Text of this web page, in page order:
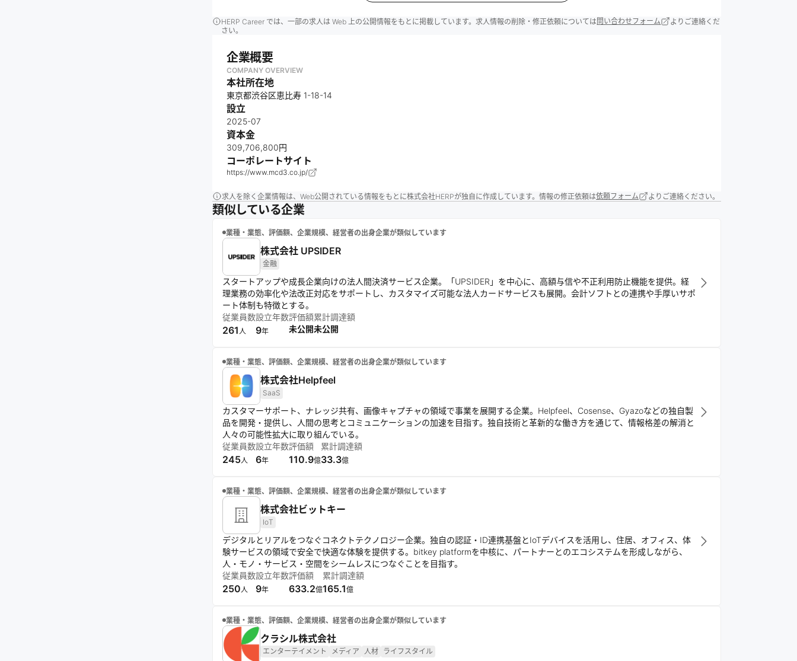
HERP Career では、一部の求人は Web 上の公開情報をもとに掲載しています。求人情報の削除・修正依頼については問い合わせフォーム
よりご連絡くだ
さい。
企業概要
COMPANY OVERVIEW
本社所在地
東京都渋谷区恵比寿 1-18-14
設立
2025-07
資本金
309,706,800円
コーポレートサイト
https://www.mcd3.co.jp/
求人を除く企業情報は、Web公開されている情報をもとに株式会社HERPが独自に作成しています。情報の修正依頼は依頼フォーム よりご連絡ください。
類似している企業
業種・業態、評価額、企業規模、経営者の出身企業が類似しています
株式会社 UPSIDER
金融
スタートアップや成長企業向けの法人間決済サービス企業。「UPSIDER」を中心に、高額与信や不正利用防止機能を提供。経
理業務の効率化や法改正対応をサポートし、カスタマイズ可能な法人カードサービスも展開。会計ソフトとの連携や手厚いサポ
ート体制も特徴とする。
従業員数
261 人
設立年数
9年
評価額
未公開
累計調達額
未公開
業種・業態、評価額、企業規模、経営者の出身企業が類似しています
株式会社Helpfeel
SaaS
カスタマーサポート、ナレッジ共有、画像キャプチャの領域で事業を展開する企業。Helpfeel、Cosense、Gyazoなどの独自製
品を開発・提供し、人間の思考とコミュニケーションの加速を目指す。独自技術と革新的な働き方を通じて、情報格差の解消と
人々の可能性拡大に取り組んでいる。
従業員数
245人
設立年数
6年
評価額
110.9億
累計調達額
33.3億
業種・業態、評価額、企業規模、経営者の出身企業が類似しています
株式会社ビットキー
IoT
デジタルとリアルをつなぐコネクトテクノロジー企業。独自の認証・ID連携基盤とIoTデバイスを活用し、住居、オフィス、体
験サービスの領域で安全で快適な体験を提供する。bitkey platformを中核に、パートナーとのエコシステムを形成しながら、
人・モノ・サービス・空間をシームレスにつなぐことを目指す。
従業員数
250 人
設立年数
9年
評価額
633.2億
累計調達額
165.1億
業種・業態、評価額、企業規模、経営者の出身企業が類似しています
クラシル株式会社
エンターテイメント メディア 人材 ライフスタイル